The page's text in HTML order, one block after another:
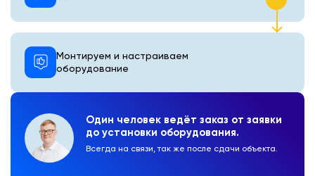
Один человек ведёт заказ от заявки
до установки оборудования.
Всегда на связи, так же после сдачи объекта.
Монтируем и настраиваем
оборудование